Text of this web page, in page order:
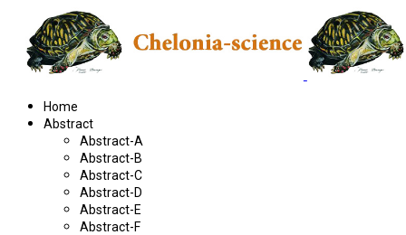
Home
Abstract
Abstract-A
Abstract-B
Abstract-C
Abstract-D
Abstract-E
Abstract-F